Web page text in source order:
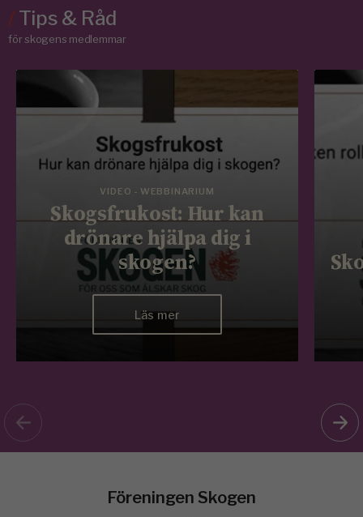
/Tips & Råd
för skogens medlemmar
VIDEO - WEBBINARIUM
Skogsfrukost: Hur kan
drönare hjälpa dig i
skogen?
Läs mer
Föreningen Skogen